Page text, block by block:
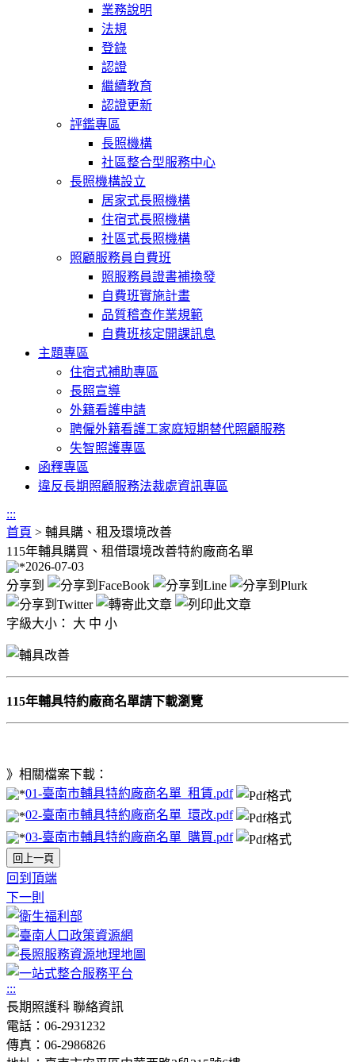
業務說明
法規
登錄
認證
繼續教育
認證更新
評鑑專區
長照機構
社區整合型服務中心
長照機構設立
居家式長照機構
住宿式長照機構
社區式長照機構
照顧服務員自費班
照服務員證書補換發
自費班實施計畫
品質稽查作業規範
自費班核定開課訊息
主題專區
住宿式補助專區
長照宣導
外籍看護申請
聘僱外籍看護工家庭短期替代照顧服務
失智照護專區
函釋專區
違反長期照顧服務法裁處資訊專區
:::
首頁 > 輔具購、租及環境改善
115年輔具購買、租借環境改善特約廠商名單
2026-07-03
分享到
字級大小： 大 中 小
115年輔具特約廠商名單請下載瀏覽
》相關檔案下載：
01-臺南市輔具特約廠商名單_租賃.pdf
02-臺南市輔具特約廠商名單_環改.pdf
03-臺南市輔具特約廠商名單_購買.pdf
回上一頁
回到頂端
下一則
:::
長期照護科 聯絡資訊
電話：06-2931232
傳真：06-2986826